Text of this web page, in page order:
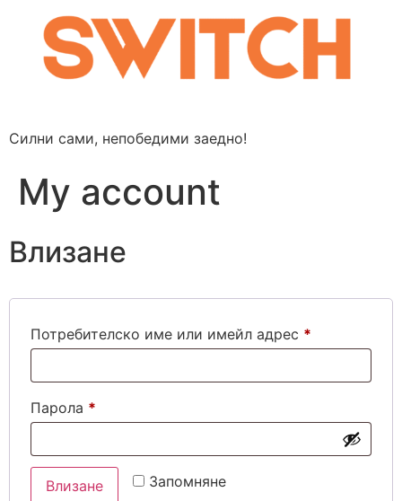
Силни сами, непобедими заедно!
My account
Влизане
Потребителско име или имейл адрес *
Парола *
Запомняне
Влизане